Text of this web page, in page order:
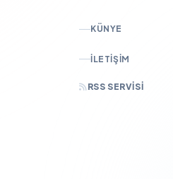
KÜNYE
İLETIŞIM
RSS SERVISI